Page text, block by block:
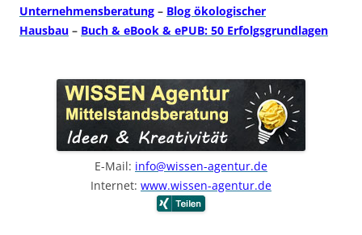
Unternehmensberatung – Blog ökologischer
Hausbau – Buch & eBook & ePUB: 50 Erfolgsgrundlagen
E-Mail: info@wissen-agentur.de
Internet: www.wissen-agentur.de